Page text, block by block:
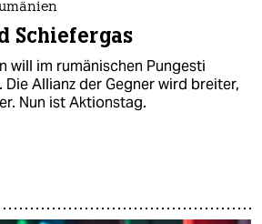
Schiefergas
will im rumänischen Pungesti
Allianz der Gegner wird breiter,
Nun ist Aktionstag.